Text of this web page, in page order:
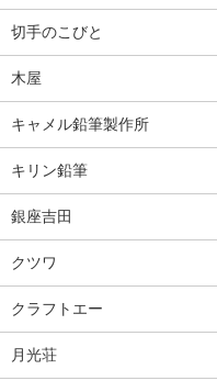
切手のこびと
木屋
キャメル鉛筆製作所
キリン鉛筆
銀座吉田
クツワ
クラフトエー
月光荘